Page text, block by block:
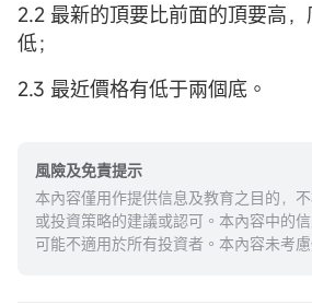
2.2 最新的頂要比前面的頂要高
低；
2.3 最近價格有低于兩個底。
風險及免責提示
本內容僅用作提供信息及教育之目的，
或投資策略的建議或認可。本內容中的信
可能不適用於所有投資者。本內容未考